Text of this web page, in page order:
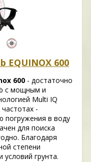
EQUINOX 600
600 - достаточно
с мощным и
Multi IQ
-
погружения в воду
для поиска
Благодаря
степени
условий грунта.